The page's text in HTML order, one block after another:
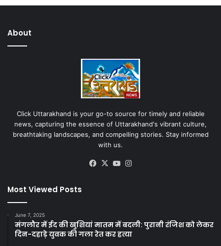
About
Click Uttarakhand is your go-to source for timely and reliable
news, capturing the essence of Uttarakhand's vibrant culture,
breathtaking landscapes, and compelling stories. Stay informed
with us.
Facebook
X YouTube
Most Viewed Posts
June 7, 2025
मंगलौर में ईद की खुशियां मातम में बदली: पुरानी रंजिश को लेकर
दिन-दहाड़े युवक की गला रेत कर हत्या